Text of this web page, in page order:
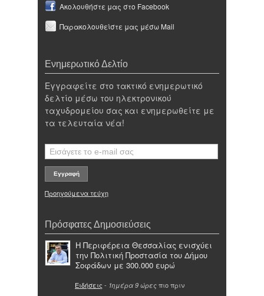
Ακολουθήστε μας στο Facebook
Παρακολουθείστε μας μέσω Mail
Ενημερωτικό Δελτίο
Εγγραφείτε στο τακτικό ενημερωτικό
δελτίο μέσω του ηλεκτρονικού
ταχυδρομείου σας και ενημερωθείτε με
τα τελευταία νέα!
Προηγούμενα τεύχη
Πρόσφατες Δημοσιεύσεις
Η Περιφέρεια Θεσσαλίας ενισχύει
την Πολιτική Προστασία του Δήμου
Σοφάδων με 300.000 ευρώ
Ειδήσεις - 1ημέρα 9 ώρες πιο πριν